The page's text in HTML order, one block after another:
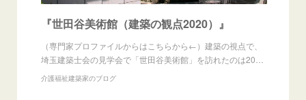
『世田谷美術館（建築の観点2020）』
（専門家プロファイルからはこちらから←）建築の視点で、
埼玉建築士会の見学会で「世田谷美術館」を訪れたのは20…
介護福祉建築家のブログ